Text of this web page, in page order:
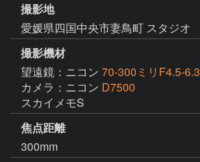
撮影地
愛媛県四国中央市妻鳥町 スタジオ
撮影機材
望遠鏡：ニコン 70-300ミリF4.5-6.3
カメラ：ニコン D7500
スカイメモS
焦点距離
300mm